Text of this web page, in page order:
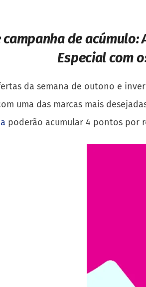
de acúmulo:
Especial com
da semana de outono e
uma das marcas mais
poderão acumular 4 pontos por